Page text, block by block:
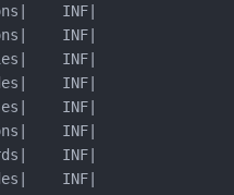
INF|
INF|
INF|
INF|
INF|
INF|
INF|
INF|